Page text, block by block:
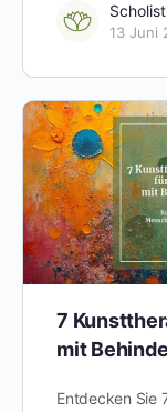
13 Juni
7
mit
Entdecken Sie